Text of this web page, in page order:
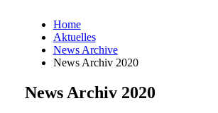
Home
Aktuelles
News Archive
News Archiv 2020
News Archiv 2020